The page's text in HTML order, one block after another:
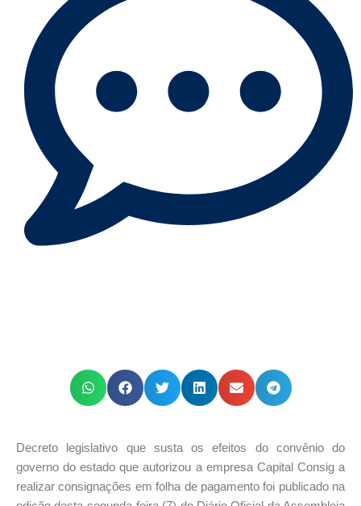
Decreto legislativo que susta os efeitos do convênio do
governo do estado que autorizou a empresa Capital Consig a
realizar consignações em folha de pagamento foi publicado na